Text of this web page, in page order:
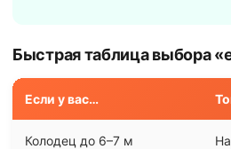
Быстрая таблица выбора
Если у вас…
Колодец до 6–7 м